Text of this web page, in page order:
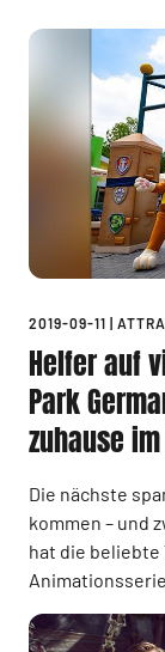
2019-09-11
Helfer auf
Park
zuhause
Die nächste
kommen – und
hat die beliebte